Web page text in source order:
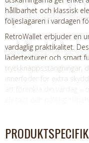
hållbarhet och klassisk
följeslagaren i vardagen
RetroWallet erbjuder en
vardaglig praktikalitet.
lädertexturer och smart
tryckknappsstängningar,
innerfoder för extra